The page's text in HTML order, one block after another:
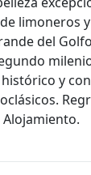
limoneros
del
y